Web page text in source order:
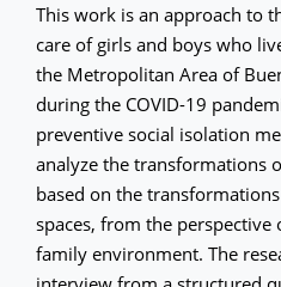
This work is an approach to
care of girls and boys who
the Metropolitan Area of
during the COVID-19
preventive social isolation
analyze the transformations
based on the
spaces, from the
family environment. The